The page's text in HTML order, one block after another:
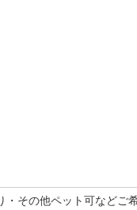
・その他ペット可などご